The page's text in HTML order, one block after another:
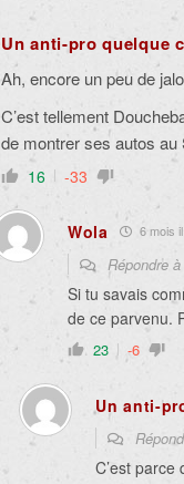
Un anti-pro quelque
Ah, encore un peu de
C’est tellement
de montrer ses autos au
16 -33
Wola 6 mois
Répondre à
Si tu savais
de ce parvenu.
23 -6
Un anti-
C’est parce